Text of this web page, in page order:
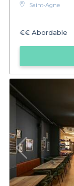
Saint-Agne
€€ Abordable